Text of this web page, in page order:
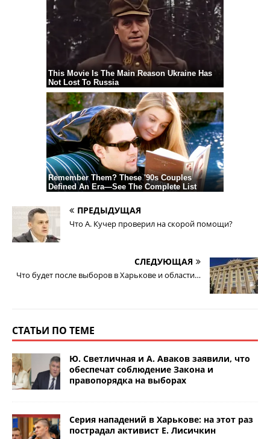
ПРЕДЫДУЩАЯ
Что А. Кучер проверил на скорой помощи?
СЛЕДУЮЩАЯ
Что будет после выборов в Харькове и области…
СТАТЬИ ПО ТЕМЕ
Ю. Светличная и А. Аваков заявили, что
обеспечат соблюдение Закона и
правопорядка на выборах
Серия нападений в Харькове: на этот раз
пострадал активист Е. Лисичкин